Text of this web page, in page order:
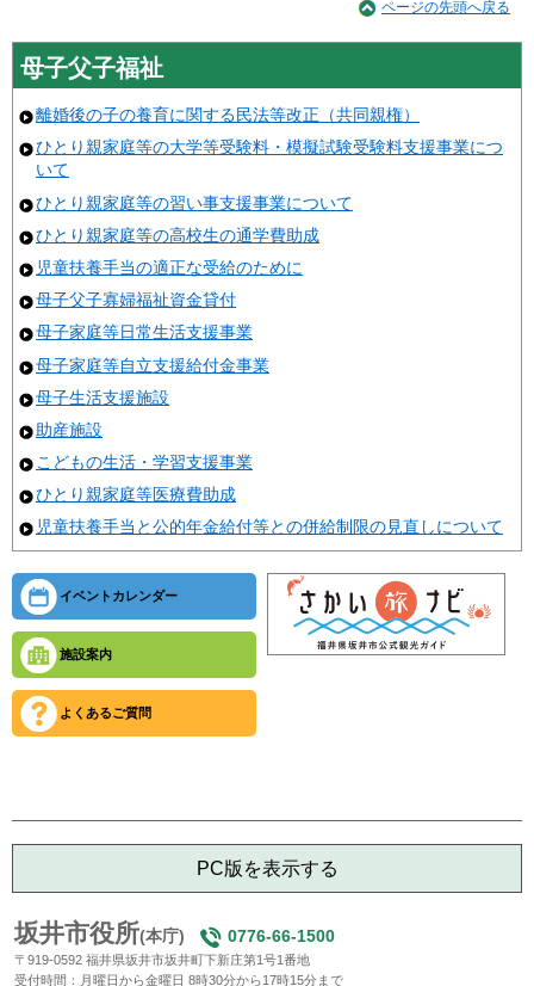
ページの先頭へ戻る
母子父子福祉
離婚後の子の養育に関する民法等改正（共同親権）
ひとり親家庭等の大学等受験料・模擬試験受験料支援事業につ
いて
ひとり親家庭等の習い事支援事業について
ひとり親家庭等の高校生の通学費助成
児童扶養手当の適正な受給のために
母子父子寡婦福祉資金貸付
母子家庭等日常生活支援事業
母子家庭等自立支援給付金事業
母子生活支援施設
助産施設
こどもの生活・学習支援事業
ひとり親家庭等医療費助成
児童扶養手当と公的年金給付等との併給制限の見直しについて
イベントカレンダー
施設案内
よくあるご質問
PC版を表示する
坂井市役所(本庁) 0776-66-1500
〒919-0592 福井県坂井市坂井町下新庄第1号1番地
受付時間：月曜日から金曜日 8時30分から17時15分まで